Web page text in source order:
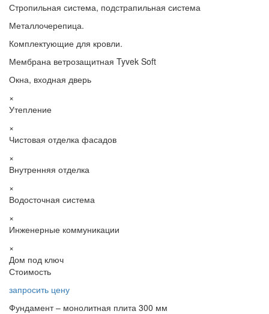
Стропильная система, подстрапильная система
Металлочерепица.
Комплектующие для кровли.
Мембрана ветрозащитная Tyvek Soft
Окна, входная дверь
×
Утепление
×
Чистовая отделка фасадов
×
Внутренняя отделка
×
Водосточная система
×
Инженерные коммуникации
×
Дом под ключ
Стоимость
запросить цену
Фундамент – монолитная плита 300 мм